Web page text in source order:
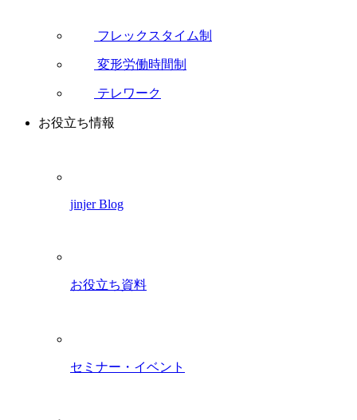
フレックスタイム制
変形労働時間制
テレワーク
お役立ち情報
jinjer Blog
お役立ち資料
セミナー・イベント